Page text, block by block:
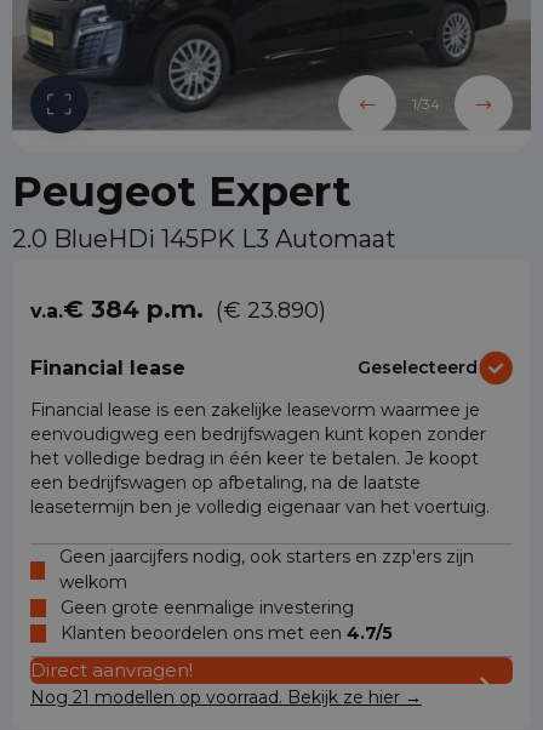
1/34
Peugeot Expert
2.0 BlueHDi 145PK L3 Automaat
v.a.€ 384 p.m. (€ 23.890)
Financial lease
Geselecteerd
Financial lease is een zakelijke leasevorm waarmee je
eenvoudigweg een bedrijfswagen kunt kopen zonder
het volledige bedrag in één keer te betalen. Je koopt
een bedrijfswagen op afbetaling, na de laatste
leasetermijn ben je volledig eigenaar van het voertuig.
Geen jaarcijfers nodig, ook starters en zzp'ers zijn
welkom
Geen grote eenmalige investering
Klanten beoordelen ons met een 4.7/5
Direct aanvragen!
Nog 21 modellen op voorraad. Bekijk ze hier →